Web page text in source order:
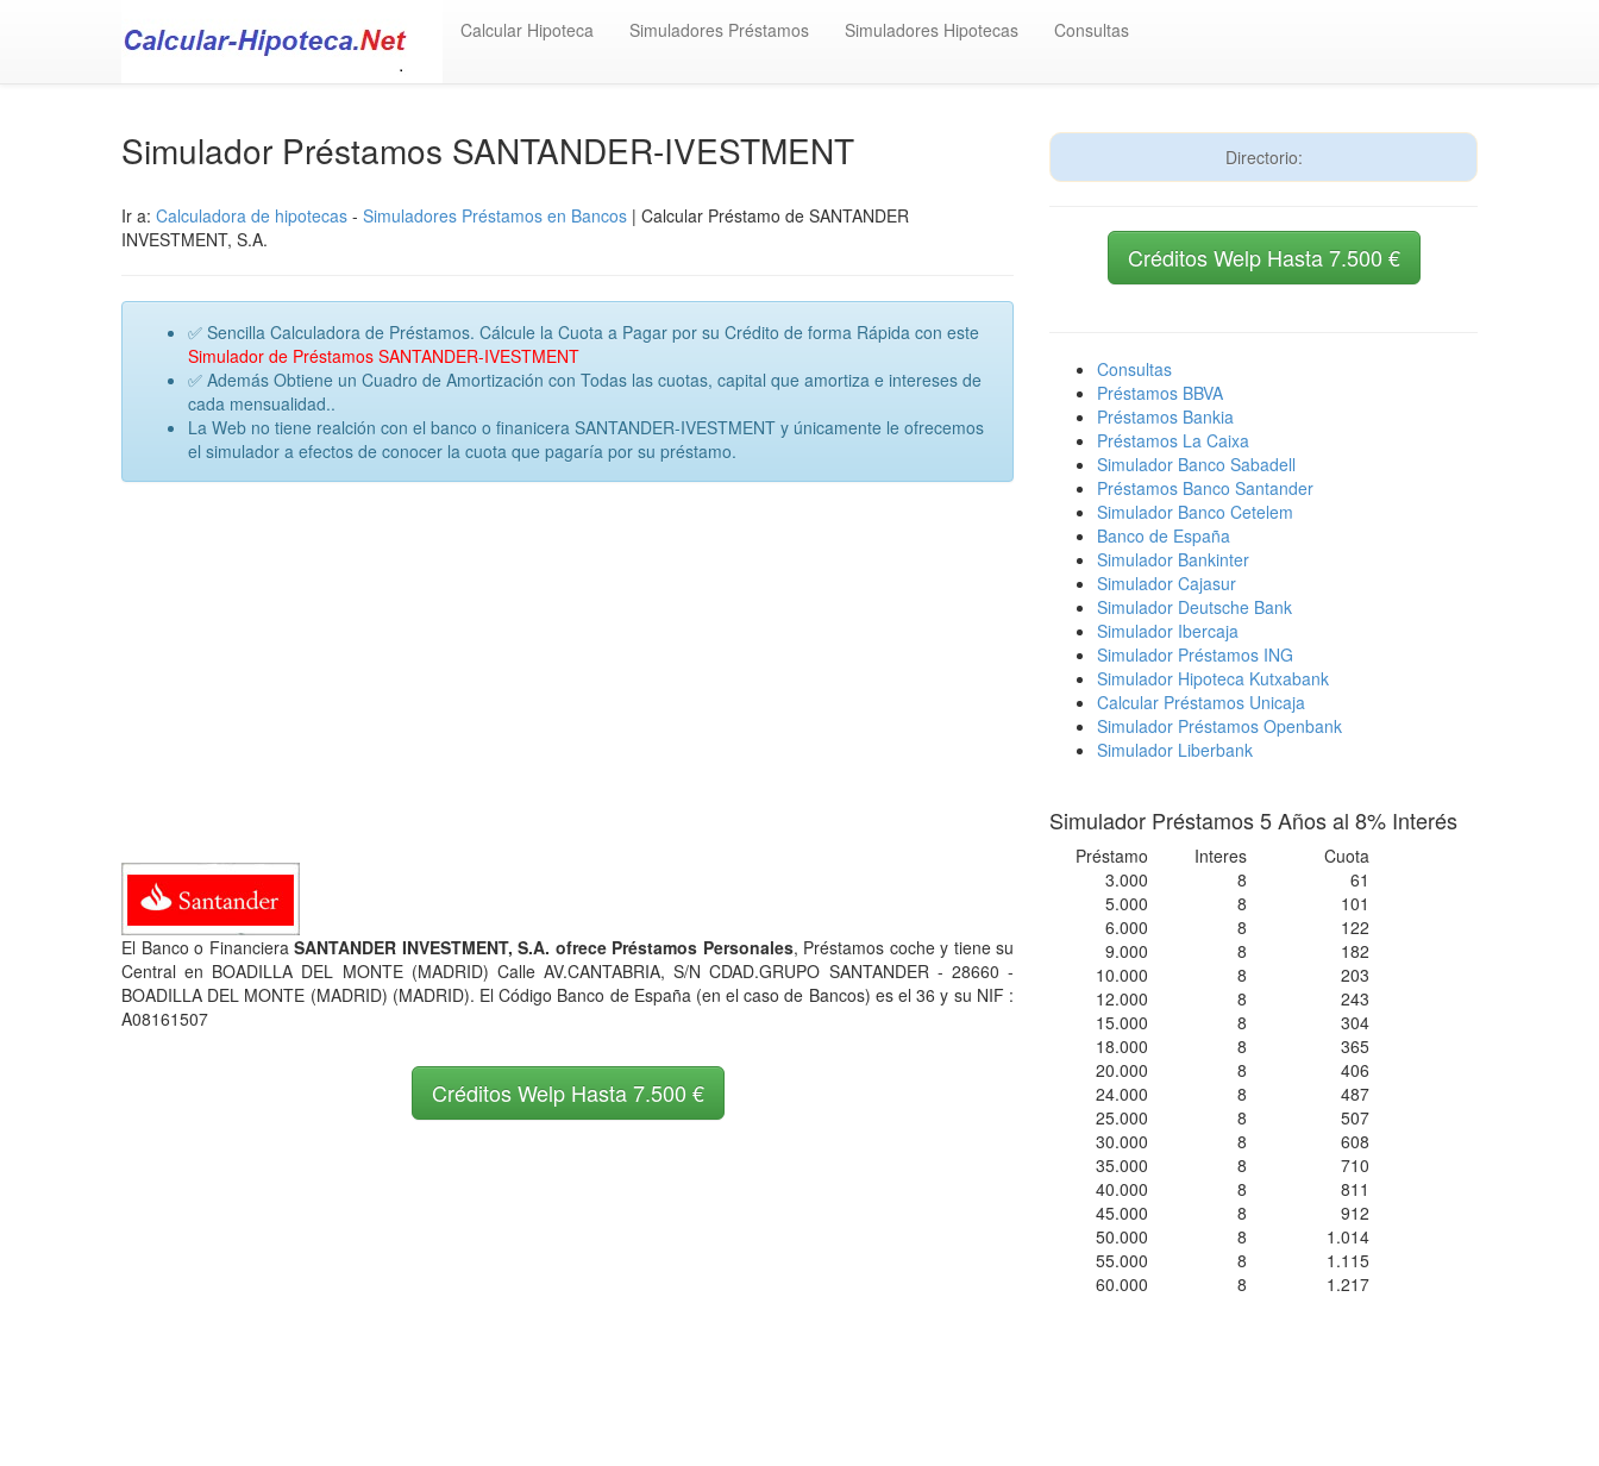
Calcular Hipoteca Simuladores Préstamos Simuladores Hipotecas Consultas
Simulador Préstamos SANTANDER-IVESTMENT
Ir a: Calculadora de hipotecas - Simuladores Préstamos en Bancos | Calcular Préstamo de SANTANDER
INVESTMENT, S.A.
✅ Sencilla Calculadora de Préstamos. Cálcule la Cuota a Pagar por su Crédito de forma Rápida con este
Simulador de Préstamos SANTANDER-IVESTMENT
✅ Además Obtiene un Cuadro de Amortización con Todas las cuotas, capital que amortiza e intereses de
cada mensualidad..
La Web no tiene realción con el banco o finanicera SANTANDER-IVESTMENT y únicamente le ofrecemos
el simulador a efectos de conocer la cuota que pagaría por su préstamo.
El Banco o Financiera SANTANDER INVESTMENT, S.A. ofrece Préstamos Personales, Préstamos coche y tiene su
Central en BOADILLA DEL MONTE (MADRID) Calle AV.CANTABRIA, S/N CDAD.GRUPO SANTANDER - 28660 -
BOADILLA DEL MONTE (MADRID) (MADRID). El Código Banco de España (en el caso de Bancos) es el 36 y su NIF :
A08161507
Créditos Welp Hasta 7.500 €
Directorio:
Créditos Welp Hasta 7.500 €
Consultas
Préstamos BBVA
Préstamos Bankia
Préstamos La Caixa
Simulador Banco Sabadell
Préstamos Banco Santander
Simulador Banco Cetelem
Banco de España
Simulador Bankinter
Simulador Cajasur
Simulador Deutsche Bank
Simulador Ibercaja
Simulador Préstamos ING
Simulador Hipoteca Kutxabank
Calcular Préstamos Unicaja
Simulador Préstamos Openbank
Simulador Liberbank
Simulador Préstamos 5 Años al 8% Interés
Préstamo Interes
Cuota
3.000
8
61
5.000
8
101
6.000
8
122
9.000
8
182
10.000
8
203
12.000
8
243
15.000
8
304
18.000
8
365
20.000
8
406
24.000
8
487
25.000
8
507
30.000
8
608
35.000
8
710
40.000
8
811
45.000
8
912
50.000
8
1.014
55.000
8
1.115
60.000
8 1.217